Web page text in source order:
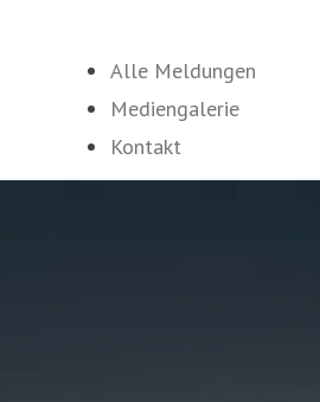
Alle Meldungen
Mediengalerie
Kontakt